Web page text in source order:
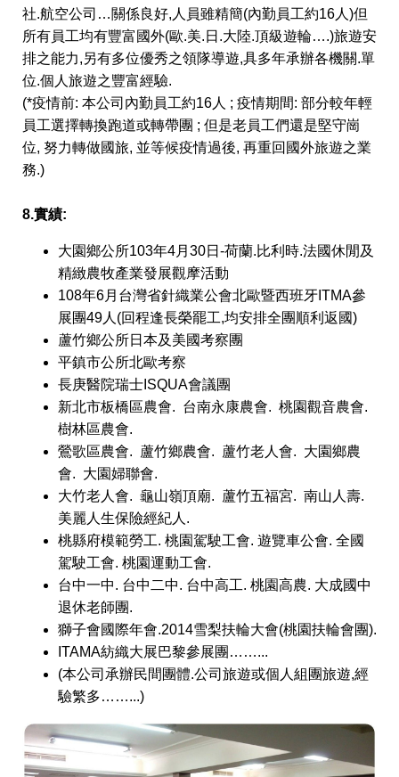
社.航空公司…關係良好,人員雖精簡(內勤員工約16人)但
所有員工均有豐富國外(歐.美.日.大陸.頂級遊輪….)旅遊安
排之能力,另有多位優秀之領隊導遊,具多年承辦各機關.單
位.個人旅遊之豐富經驗.
(*疫情前: 本公司內勤員工約16人 ; 疫情期間: 部分較年輕
員工選擇轉換跑道或轉帶團 ; 但是老員工們還是堅守崗
位, 努力轉做國旅, 並等候疫情過後, 再重回國外旅遊之業
務.)
8.實績:
大園鄉公所103年4月30日-荷蘭.比利時.法國休閒及
精緻農牧產業發展觀摩活動
108年6月台灣省針織業公會北歐暨西班牙ITMA參
展團49人(回程逢長榮罷工,均安排全團順利返國)
蘆竹鄉公所日本及美國考察團
平鎮市公所北歐考察
長庚醫院瑞士ISQUA會議團
新北市板橋區農會. 台南永康農會. 桃園觀音農會.
樹林區農會.
鶯歌區農會. 蘆竹鄉農會. 蘆竹老人會. 大園鄉農
會. 大園婦聯會.
大竹老人會. 龜山嶺頂廟. 蘆竹五福宮. 南山人壽.
美麗人生保險經紀人.
桃縣府模範勞工. 桃園駕駛工會. 遊覽車公會. 全國
駕駛工會. 桃園運動工會.
台中一中. 台中二中. 台中高工. 桃園高農. 大成國中
退休老師團.
獅子會國際年會.2014雪梨扶輪大會(桃園扶輪會團).
ITAMA紡織大展巴黎參展團……...
(本公司承辦民間團體.公司旅遊或個人組團旅遊,經
驗繁多……...)